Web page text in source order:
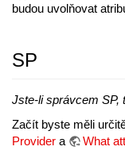
budou uvolňovat
SP
Jste-li správcem SP,
Začít byste měli
Provider a What